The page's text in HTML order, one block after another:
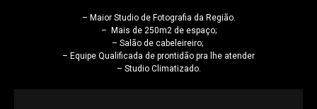
– Maior Studio de Fotografia da Região.
– Mais de 250m2 de espaço;
– Salão de cabeleireiro;
– Equipe Qualificada de prontidão pra lhe atender
– Studio Climatizado.